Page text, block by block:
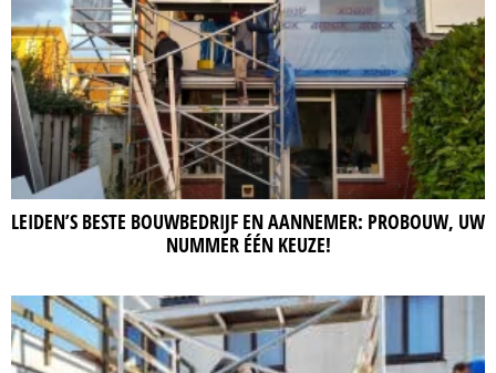
LEIDEN’S BESTE BOUWBEDRIJF EN AANNEMER: PROBOUW, UW
NUMMER ÉÉN KEUZE!